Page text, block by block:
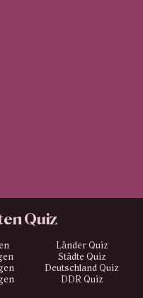
Quiz
Länder Quiz
Städte Quiz
Deutschland Quiz
DDR Quiz